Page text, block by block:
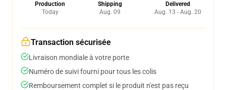
Production
Today
Shipping
Aug. 09
Delivered
Aug. 13 - Aug. 20
Transaction sécurisée
Livraison mondiale à votre porte
Numéro de suivi fourni pour tous les colis
Remboursement complet si le produit n'est pas reçu